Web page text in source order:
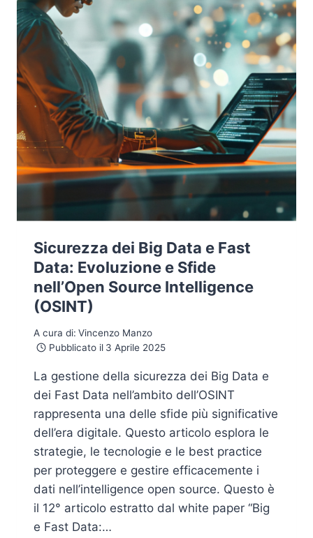
Sicurezza dei Big Data e Fast
Data: Evoluzione e Sfide
nell’Open Source Intelligence
(OSINT)
A cura di: Vincenzo Manzo
Pubblicato il 3 Aprile 2025
La gestione della sicurezza dei Big Data e
dei Fast Data nell’ambito dell’OSINT
rappresenta una delle sfide più significative
dell’era digitale. Questo articolo esplora le
strategie, le tecnologie e le best practice
per proteggere e gestire efficacemente i
dati nell’intelligence open source. Questo è
il 12° articolo estratto dal white paper “Big
e Fast Data:…